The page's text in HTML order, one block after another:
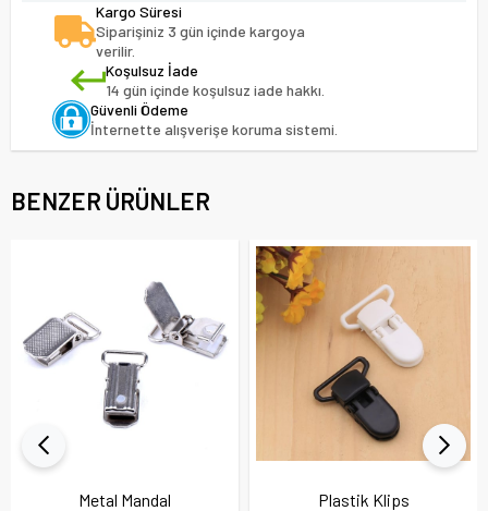
Kargo Süresi
Siparişiniz 3 gün içinde kargoya
verilir.
Koşulsuz İade
14 gün içinde koşulsuz iade hakkı.
Güvenli Ödeme
İnternette alışverişe koruma sistemi.
BENZER ÜRÜNLER
Metal Mandal Plastik Klips